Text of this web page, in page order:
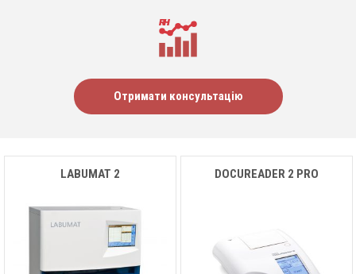
Отримати консультацію
LABUMAT 2 DOCUREADER 2 PRO